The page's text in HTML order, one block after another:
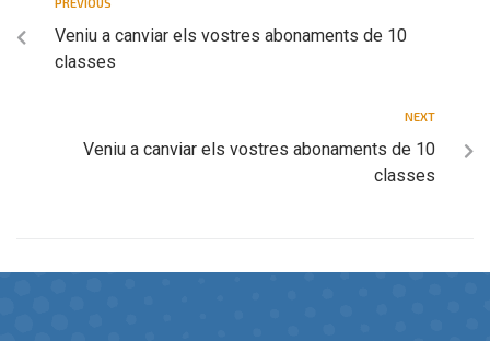
Veniu a canviar els vostres abonaments de 10
classes
NEXT
Veniu a canviar els vostres abonaments de 10
classes